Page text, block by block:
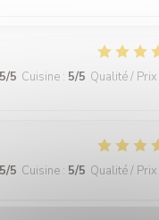
5/5 Cuisine : 5/5 Qualité / Prix
5/5 Cuisine : 5/5 Qualité / Prix